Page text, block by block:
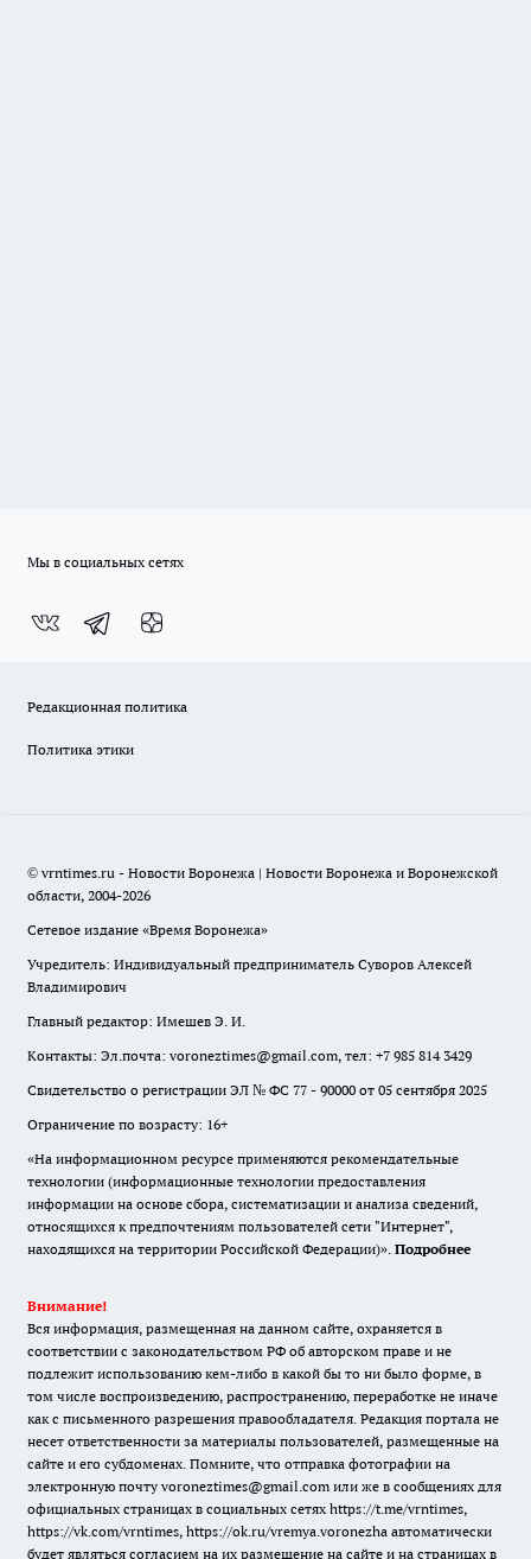
Мы в социальных сетях
Редакционная политика
Политика этики
© vrntimes.ru - Новости Воронежа | Новости Воронежа и Воронежской
области, 2004-2026
Сетевое издание «Время Воронежа»
Учредитель: Индивидуальный предприниматель Суворов Алексей
Владимирович
Главный редактор: Имешев Э. И.
Контакты: Эл.почта: voroneztimes@gmail.com, тел: +7 985 814 3429
Свидетельство о регистрации ЭЛ № ФС 77 - 90000 от 05 сентября 2025
Ограничение по возрасту: 16+
«На информационном ресурсе применяются рекомендательные
технологии (информационные технологии предоставления
информации на основе сбора, систематизации и анализа сведений,
относящихся к предпочтениям пользователей сети "Интернет",
находящихся на территории Российской Федерации)». Подробнее
Внимание!
Вся информация, размещенная на данном сайте, охраняется в
соответствии с законодательством РФ об авторском праве и не
подлежит использованию кем-либо в какой бы то ни было форме, в
том числе воспроизведению, распространению, переработке не иначе
как с письменного разрешения правообладателя. Редакция портала не
несет ответственности за материалы пользователей, размещенные на
сайте и его субдоменах. Помните, что отправка фотографии на
электронную почту voroneztimes@gmail.com или же в сообщениях для
официальных страницах в социальных сетях https://t.me/vrntimes,
https://vk.com/vrntimes, https://ok.ru/vremya.voronezha автоматически
будет являться согласием на их размещение на сайте и на страницах в